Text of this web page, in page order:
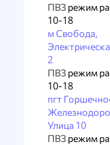
ПВЗ режим
10-18
м Свобода,
2
ПВЗ режим
10-18
пгт
Улица 10
ПВЗ режим